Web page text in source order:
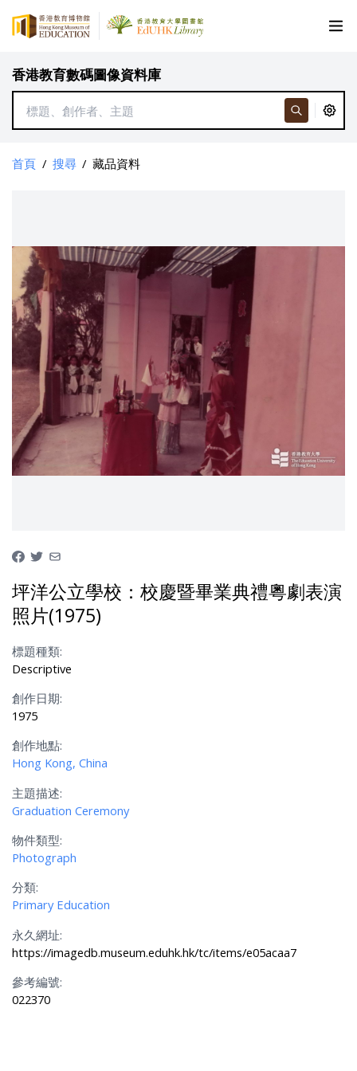
香港教育數碼圖像資料庫
首頁 / 搜尋 / 藏品資料
坪洋公立學校：校慶暨畢業典禮粵劇表演
照片(1975)
標題種類:
Descriptive
創作日期:
1975
創作地點:
Hong Kong, China
主題描述:
Graduation Ceremony
物件類型:
Photograph
分類:
Primary Education
永久網址:
https://imagedb.museum.eduhk.hk/tc/items/e05acaa7
參考編號:
022370